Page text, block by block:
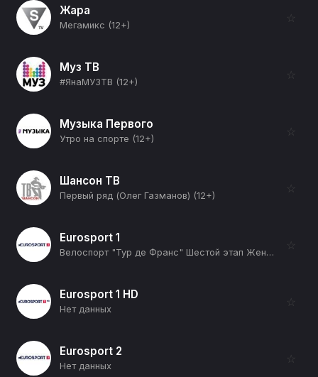
Жара
Мегамикс (12+)
☆
Муз ТВ
#ЯнаМУЗТВ (12+)
☆
Музыка Первого
Утро на спорте (12+)
☆
Шансон ТВ
Первый ряд (Олег Газманов) (12+)
☆
Eurosport 1
Велоспорт "Тур де Франс" Шестой этап Женщины (12+)
☆
Eurosport 1 HD
Нет данных
☆
Eurosport 2
Нет данных
☆